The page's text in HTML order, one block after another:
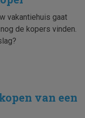
vakantiehuis gaat
de kopers vinden.
van een